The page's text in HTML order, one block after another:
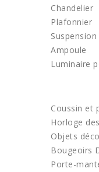
Chandelier
Plafonnier
Suspension
Ampoule
Luminaire
Coussin et
Horloge
Objets
Bougeoirs
Porte-